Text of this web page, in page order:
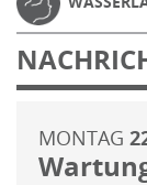
MONTAG